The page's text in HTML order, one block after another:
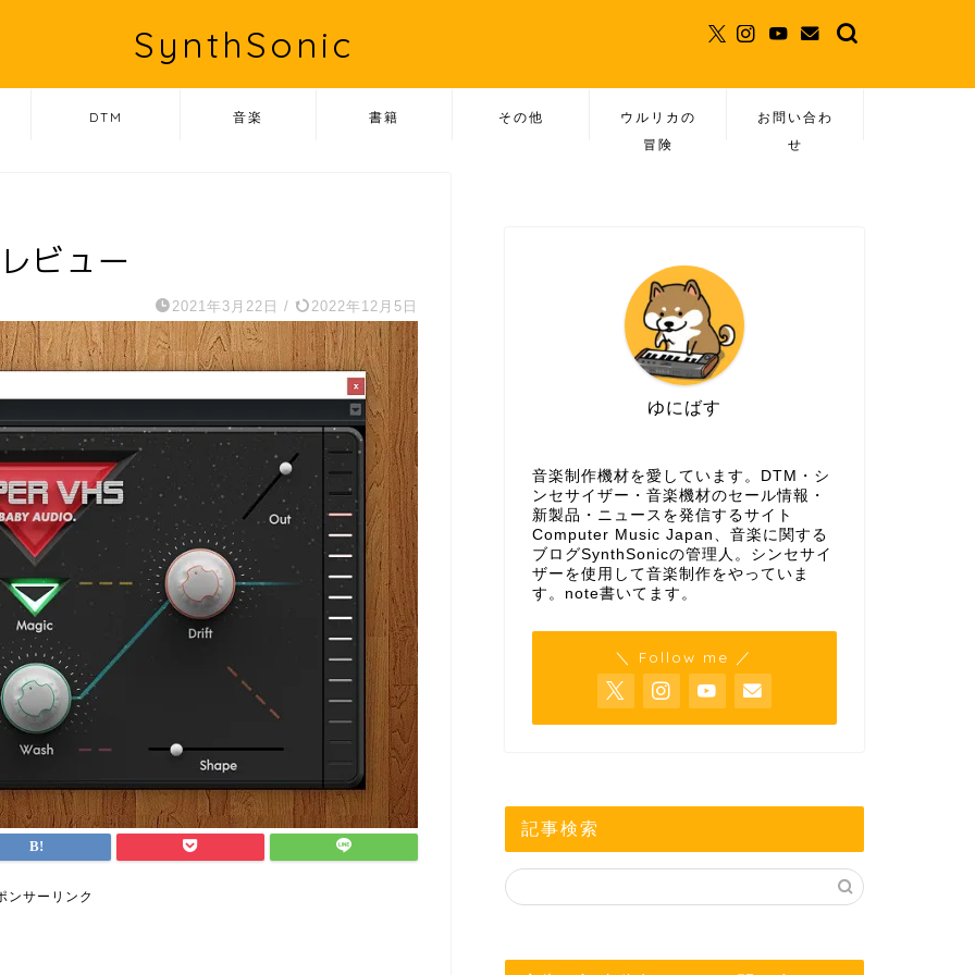
SynthSonic
DTM 音楽 書籍 その他
ウルリカの
冒険
お問い合わ
せ
ビュー
2021年3月22日 / 2022年12月5日
ンサーリンク
ゆにばす
音楽制作機材を愛しています。DTM・シ
ンセサイザー・音楽機材のセール情報・
新製品・ニュースを発信するサイト
Computer Music Japan、音楽に関する
ブログSynthSonicの管理人。シンセサイ
ザーを使用して音楽制作をやっていま
す。 note書いてます。
＼ Follow me ／
記事検索